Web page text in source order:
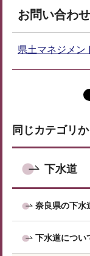
お問い合わ
県土マネジメ
同じカテゴリ
下水道
奈良県の下水
下水道につい